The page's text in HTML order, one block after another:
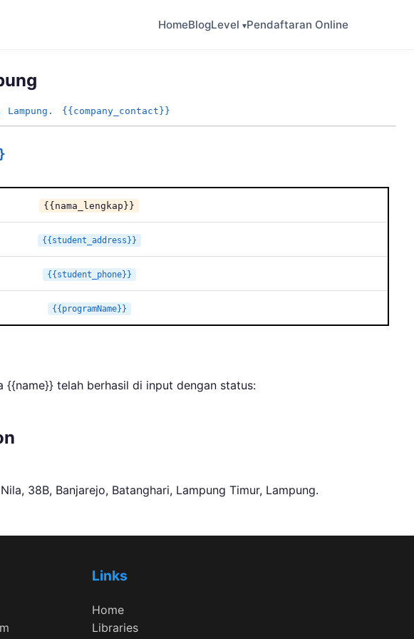
HomeBlogLevel Pendaftaran Online
{{company_contact}}
{{nama_lengkap}}
{{student_address}}
{{student_phone}}
{{programName}}
{{name}} telah berhasil di input dengan status:
38B, Banjarejo, Batanghari, Lampung Timur, Lampung.
Links
Home
Libraries